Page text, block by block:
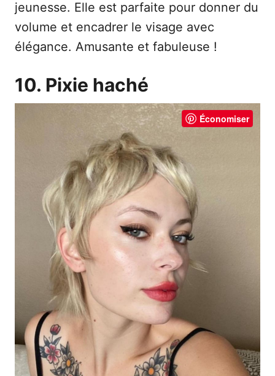
jeunesse. Elle est parfaite pour donner du
volume et encadrer le visage avec
élégance. Amusante et fabuleuse !
10. Pixie haché
Économiser